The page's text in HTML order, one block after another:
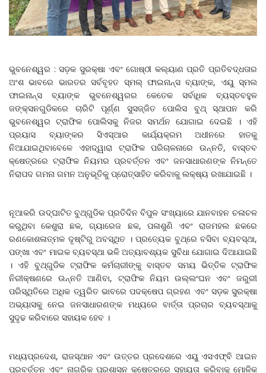
ଭୁବନେଶ୍ୱର : ସଡ଼କ ସୁରକ୍ଷା ଏବଂ ଗୋଷ୍ଠୀ କଲ୍ୟାଣ ପ୍ରତି ପ୍ରତିବଦ୍ଧତାର
ଅଂଶ ଭାବରେ ଭାରତର ସର୍ବବୃହତ ସ୍ମଲ୍‌ ଫାଇନାନ୍ସ ବ୍ୟାଙ୍କ, ଏୟୁ ସ୍ମଲ
ଫାଇନାନ୍ସ ବ୍ୟାଙ୍କ ଭୁବନେଶ୍ୱରର କେତେକ ସର୍ବାଧିକ ବ୍ୟସ୍ତବହୁଳ
ଜଙ୍କ୍‌ସନଗୁଡିକରେ ଚାରିଟି ପୂର୍ଣ୍ଣ ସୁସଜ୍ଜିତ ପୋଲିସ ବୁଥ୍‌ ସ୍ଥାପନ କରି
ଭୁବନେଶ୍ୱର ଟ୍ରାଫିକ ପୋଲିସକୁ ନିଜର ସମର୍ଥନ ଯୋଗାଇ ଦେଇଛି । ଏହି
ପ୍ରୟାସ ବ୍ୟାଙ୍କର ସିଏସ୍‌ଆର କାର୍ଯ୍ୟକ୍ରମ ଅଧୀନରେ ହାତକୁ
ନିଆଯାଇଥିବାବେଳେ ଏହାଦ୍ୱାରା ଟ୍ରାଫିକ ପରିଚାଳନାରେ ଉନ୍ନତି, ବାସ୍ତବ
କ୍ଷେତ୍ରରେ ଟ୍ରାଫିକ ନିୟମର ପ୍ରବର୍ତ୍ତନ ଏବଂ ଜନସାଧାରଣଙ୍କ ନିମନ୍ତେ
ନିରାପଦ ଗମନା ଗମନ ଅନୁଭୂତିକୁ ପ୍ରୋତ୍ସାହିତ କରିବାକୁ ଲକ୍ଷ୍ୟ ରଖାଯାଇଛି ।
ନୂଆକରି ଉଦ୍‌ଘାଟିତ ବୁଥ୍‌ଗୁଡିକ ପ୍ରତିଦିନ ବିପୁଳ ସଂଖ୍ୟାରେ ଯାନବାହନ ଚଳାଚଳ
କରୁଥିବା କେଶୁରା ଛକ, ଗ୍ୟାରେଜ ଛକ, ପଳାଶୁଣି ଏବଂ ରାଜମହଲ ଛକରେ
ରଣକୋଶଳାତ୍ମକ ଦୃଷ୍ଟିରୁ ଅବସ୍ଥିତ । ପ୍ରତ୍ୟେକ ବୁଥ୍‌ରେ ବସିବା ବ୍ୟବସ୍ଥା,
ପଙ୍ଖା ଏବଂ ମାଇକ ବ୍ୟବସ୍ଥା ଭଳି ଅତ୍ୟାବଶ୍ୟକ ସୁବିଧା ଯୋଗାଇ ଦିଆଯାଇଛି
। ଏହି ବୁଥ୍‌ଗୁଡିକ ଟ୍ରାଫିକ କର୍ମଚାରୀଙ୍କୁ ବାସ୍ତବ ସମୟ ଭିତ୍ତିକ ଟ୍ରାଫିକ
ନିରୀକ୍ଷଣରେ ଉନ୍ନତି ଆଣିବା, ଟ୍ରାଫିକ ନିୟମ ଉଲ୍ଲଂଘନ ଏବଂ ଜରୁରୀ
ପରିସ୍ଥିତିରେ ଅଧିକ ତ୍ୱରିତ ଭାବରେ ପଦକ୍ଷେପ ଗ୍ରହଣ ଏବଂ ସଡ଼କ ସୁରକ୍ଷା
ଅଭ୍ୟାସକୁ ନେଇ ଜନସାଧାରଣଙ୍କ ମଧ୍ୟରେ ବାର୍ତ୍ତା ପ୍ରଚାର ବ୍ୟବସ୍ଥାକୁ
ସୁଦୃଢ କରିବାରେ ସହାୟକ ହେବ ।
ମଧ୍ୟପ୍ରଦେଶ, ରାଜସ୍ଥାନ ଏବଂ ଉତ୍ତର ପ୍ରଦେଶରେ ଏୟୁ ଏସଏଫ୍‌ବି ଆଇନ
ପ୍ରବର୍ତ୍ତନ ଏବଂ ନାଗରିକ ପ୍ରଶାସନ କ୍ଷେତ୍ରରେ ସହାୟତା କରିବାକୁ ମୋଳିକ